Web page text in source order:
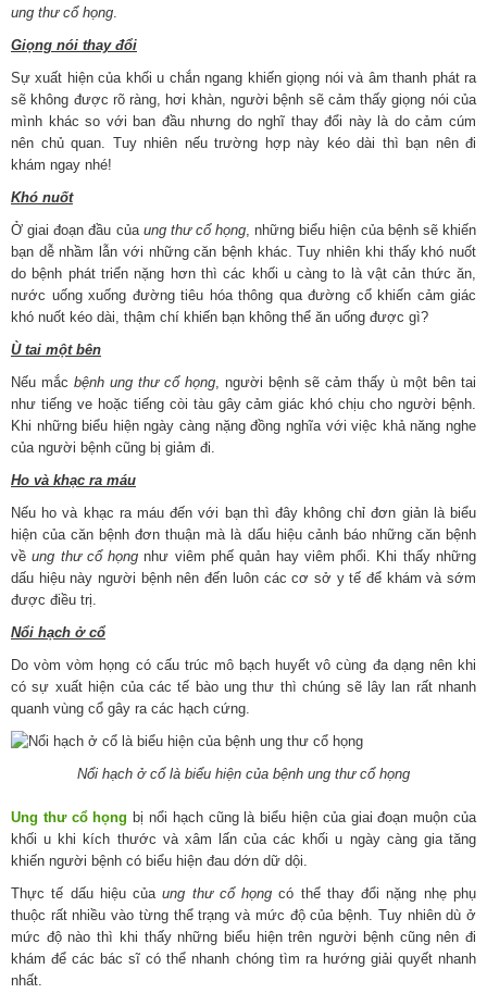
ung thư cổ họng
Giọng nói thay đổi
Sự xuất hiện của khối u chắn ngang khiến giọng nói và âm thanh phát ra
sẽ không được rõ ràng, hơi khàn, người bệnh sẽ cảm thấy giọng nói của
mình khác so với ban đầu nhưng do nghĩ thay đổi này là do cảm cúm
nên chủ quan. Tuy nhiên nếu trường hợp này kéo dài thì bạn nên đi
khám ngay nhé!
Khó nuốt
Ở giai đoạn đầu của ung thư cổ họng , những biểu hiện của bệnh sẽ khiến
bạn dễ nhầm lẫn với những căn bệnh khác. Tuy nhiên khi thấy khó nuốt
do bệnh phát triển nặng hơn thì các khối u càng to là vật cản thức ăn,
nước uống xuống đường tiêu hóa thông qua đường cổ khiến cảm giác
khó nuốt kéo dài, thậm chí khiến bạn không thể ăn uống được gì?
Ù tai một bên
Nếu mắc bệnh ung thư cổ họng , người bệnh sẽ cảm thấy ù một bên tai
như tiếng ve hoặc tiếng còi tàu gây cảm giác khó chịu cho người bệnh.
Khi những biểu hiện ngày càng nặng đồng nghĩa với việc khả năng nghe
của người bệnh cũng bị giảm đi.
Ho và khạc ra máu
Nếu ho và khạc ra máu đến với bạn thì đây không chỉ đơn giản là biểu
hiện của căn bệnh đơn thuận mà là dấu hiệu cảnh báo những căn bệnh
vềung thư cổ họng như viêm phế quản hay viêm phổi. Khi thấy những
dấu hiệu này người bệnh nên đến luôn các cơ sở y tế để khám và sớm
được điều trị.
Nổi hạch ở cổ
Do vòm vòm họng có cấu trúc mô bạch huyết vô cùng đa dạng nên khi
có sự xuất hiện của các tế bào ung thư thì chúng sẽ lây lan rất nhanh
quanh vùng cổ gây ra các hạch cứng.
Nổi hạch ở cổ là biểu hiện của bệnh ung thư cổ họng
Ung thư cổ họng bị nổi hạch cũng là biểu hiện của giai đoạn muộn của
khối u khi kích thước và xâm lấn của các khối u ngày càng gia tăng
khiến người bệnh có biểu hiện đau dớn dữ dội.
Thực tế dấu hiệu củaung thư cổ họng có thể thay đổi nặng nhẹ phụ
thuộc rất nhiều vào từng thể trạng và mức độ của bệnh. Tuy nhiên dù ở
mức độ nào thì khi thấy những biểu hiện trên người bệnh cũng nên đi
khám để các bác sĩ có thể nhanh chóng tìm ra hướng giải quyết nhanh
nhất.